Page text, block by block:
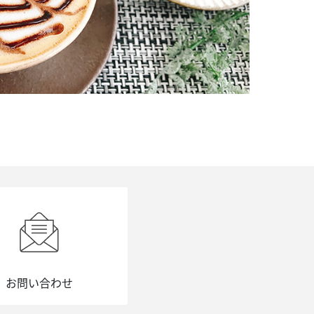
お問い合わせ